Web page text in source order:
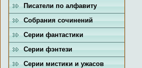
Писатели по алфавиту
Собрания сочинений
Серии фантастики
Серии фэнтези
Серии мистики и ужасов